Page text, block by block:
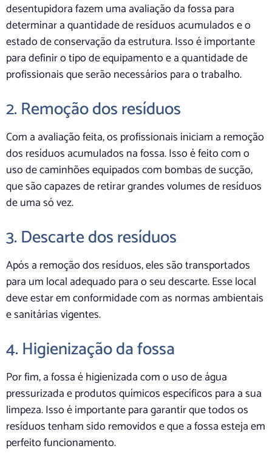
desentupidora fazem uma avaliação da fossa para
determinar a quantidade de resíduos acumulados e o
estado de conservação da estrutura. Isso é importante
para definir o tipo de equipamento e a quantidade de
profissionais que serão necessários para o trabalho.
2. Remoção dos resíduos
Com a avaliação feita, os profissionais iniciam a remoção
dos resíduos acumulados na fossa. Isso é feito com o
uso de caminhões equipados com bombas de sucção,
que são capazes de retirar grandes volumes de resíduos
de uma só vez.
3. Descarte dos resíduos
Após a remoção dos resíduos, eles são transportados
para um local adequado para o seu descarte. Esse local
deve estar em conformidade com as normas ambientais
e sanitárias vigentes.
4. Higienização da fossa
Por fim, a fossa é higienizada com o uso de água
pressurizada e produtos químicos específicos para a sua
limpeza. Isso é importante para garantir que todos os
resíduos tenham sido removidos e que a fossa esteja em
perfeito funcionamento.